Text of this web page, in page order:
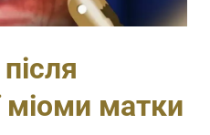
міоми матки